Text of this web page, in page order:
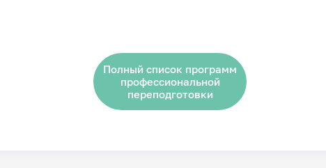
Полный список программ
профессиональной
переподготовки